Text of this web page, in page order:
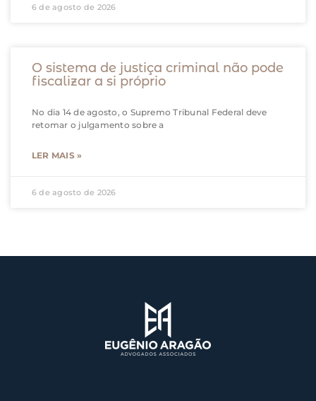
6 de agosto de 2026
O sistema de justiça criminal não pode
fiscalizar a si próprio
No dia 14 de agosto, o Supremo Tribunal Federal deve
retomar o julgamento sobre a
LER MAIS »
6 de agosto de 2026